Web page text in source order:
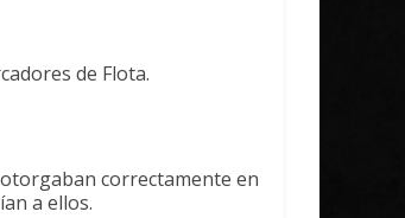
de Flota.
correctamente en
a ellos.